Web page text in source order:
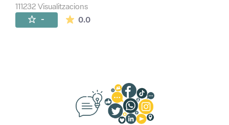
111232 Visualitzacions
- 0.0La mitjana de les valoracions és de 0